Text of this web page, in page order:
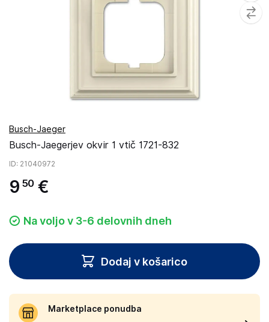
Busch-Jaeger
Busch-Jaegerjev okvir 1 vtič 1721-832
ID: 21040972
9 50 €
Na voljo v 3-6 delovnih dneh
Dodaj v košarico
Marketplace ponudba